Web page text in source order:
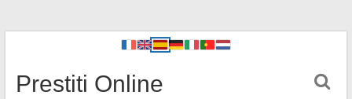
Prestiti Online